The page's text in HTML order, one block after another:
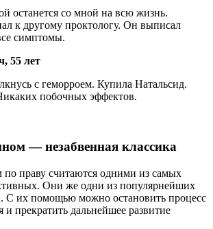
останется со мной на всю жизнь.
к другому проктологу. Он выписал
симптомы.
55 лет
с геморроем. Купила Натальсид.
побочных эффектов.
— незабвенная классика
по праву считаются одними из самых
Они же одни из популярнейших
С их помощью можно остановить процесс
и прекратить дальнейшее развитие